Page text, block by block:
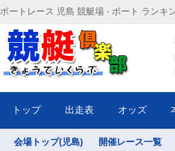
ボートレース 児島 競艇場 - ボート ランキ
トップ 出走表 オッズ
会場トップ(児島) 開催レース一覧